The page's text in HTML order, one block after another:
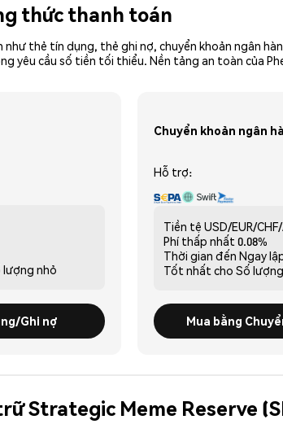
thức thanh toán
thẻ tín dụng, thẻ ghi nợ, chuyển khoản ngân
yêu cầu số tiền tối thiểu. Nền tảng an toàn của
lượng nhỏ
Ghi nợ
Chuyển khoản ngân
Hỗ trợ:
Tiền tệ USD/EUR/
Phí thấp nhất 0.08%
Thời gian đến Ngay
Tốt nhất cho Số
Mua bằng
Strategic Meme Reserve